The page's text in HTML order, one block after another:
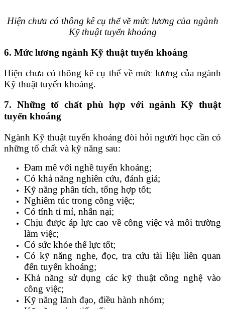
Hiện chưa có thông kê cụ thể về mức lương của ngành
Kỹ thuật tuyển khoáng
6. Mức lương ngành Kỹ thuật tuyển khoáng
Hiện chưa có thông kê cụ thể về mức lương của ngành
Kỹ thuật tuyển khoáng.
7. Những tố chất phù hợp với ngành Kỹ thuật
tuyển khoáng
Ngành Kỹ thuật tuyển khoáng đòi hỏi người học cần có
những tố chất và kỹ năng sau:
Đam mê với nghề tuyển khoáng;
Có khả năng nghiên cứu, đánh giá;
Kỹ năng phân tích, tổng hợp tốt;
Nghiêm túc trong công việc;
Có tính tỉ mỉ, nhẫn nại;
Chịu được áp lực cao về công việc và môi trường
làm việc;
Có sức khỏe thể lực tốt;
Có kỹ năng nghe, đọc, tra cứu tài liệu liên quan
đến tuyển khoáng;
Khả năng sử dụng các kỹ thuật công nghệ vào
công việc;
Kỹ năng lãnh đạo, điều hành nhóm;